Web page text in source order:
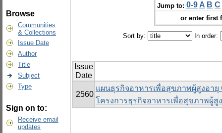
Browse
Communities
& Collections
Issue Date
Author
Title
Subject
Type
Sign on to:
Receive email
updates
Jump to: 0-9 A B C
or enter first
Sort by: In order:
Issue
Date
2560
แผนธุรกิจอาหารเพื่อสุขภาพผู้สูงอายุ
โครงการธุรกิจอาหารเพื่อสุขภาพผู้สู